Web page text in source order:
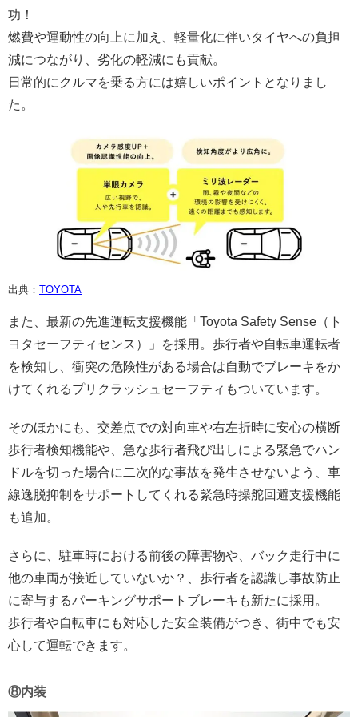
功！
燃費や運動性の向上に加え、軽量化に伴いタイヤへの負担
減につながり、劣化の軽減にも貢献。
日常的にクルマを乗る方には嬉しいポイントとなりまし
た。
出典： TOYOTA
また、最新の先進運転支援機能「Toyota Safety Sense（ト
ヨタセーフティセンス）」を採用。歩行者や自転車運転者
を検知し、衝突の危険性がある場合は自動でブレーキをか
けてくれるプリクラッシュセーフティもついています。
そのほかにも、交差点での対向車や右左折時に安心の横断
歩行者検知機能や、急な歩行者飛び出しによる緊急でハン
ドルを切った場合に二次的な事故を発生させないよう、車
線逸脱抑制をサポートしてくれる緊急時操舵回避支援機能
も追加。
さらに、駐車時における前後の障害物や、バック走行中に
他の車両が接近していないか？、歩行者を認識し事故防止
に寄与するパーキングサポートブレーキも新たに採用。
歩行者や自転車にも対応した安全装備がつき、街中でも安
心して運転できます。
⑧内装